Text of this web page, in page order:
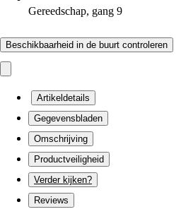
Gereedschap, gang 9
Beschikbaarheid in de buurt controleren
Artikeldetails
Gegevensbladen
Omschrijving
Productveiligheid
Verder kijken?
Reviews